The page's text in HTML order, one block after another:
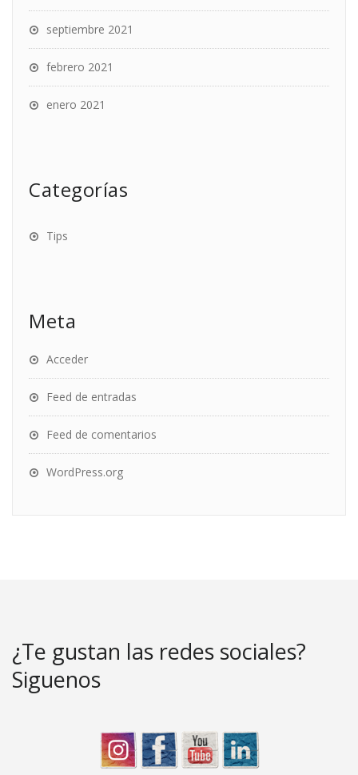
septiembre 2021
febrero 2021
enero 2021
Categorías
Tips
Meta
Acceder
Feed de entradas
Feed de comentarios
WordPress.org
¿Te gustan las redes sociales?
Siguenos